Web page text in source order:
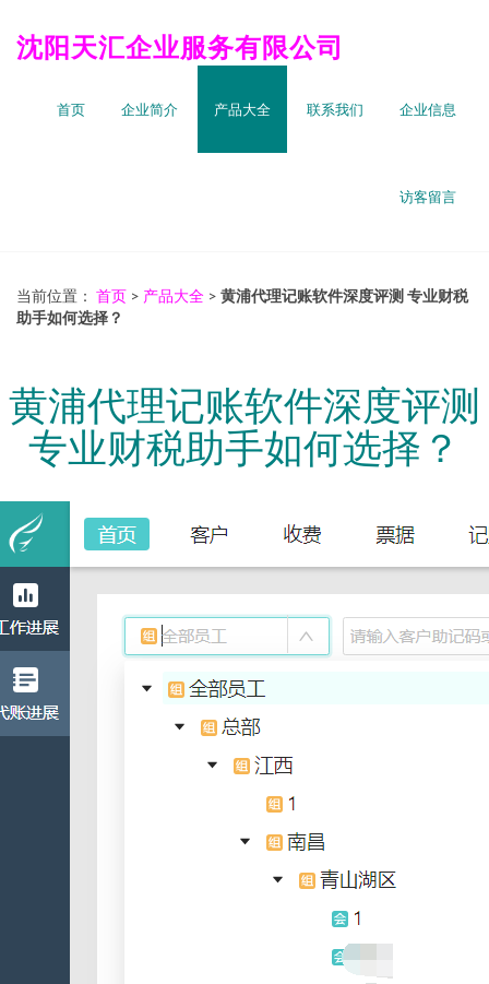
沈阳天汇企业服务有限公司
首页 企业简介 产品大全 联系我们 企业信息
访客留言
当前位置： 首页 > 产品大全 > 黄浦代理记账软件深度评测 专业财税
助手如何选择？
黄浦代理记账软件深度评测
专业财税助手如何选择？